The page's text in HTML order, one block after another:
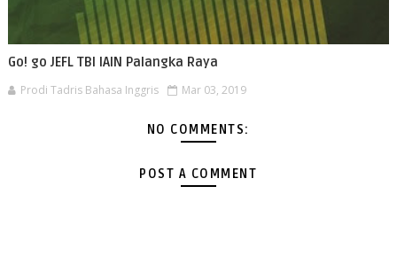
Go! go JEFL TBI IAIN Palangka Raya
Prodi Tadris Bahasa Inggris Mar 03, 2019
NO COMMENTS:
POST A COMMENT